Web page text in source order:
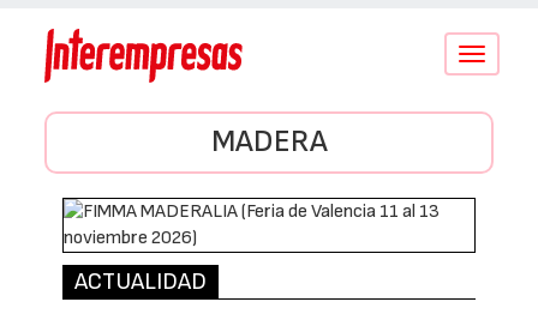
Conmutar
MADERA
ACTUALIDAD